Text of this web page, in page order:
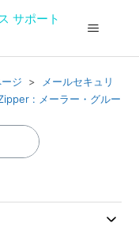
サポート
ジ
メールセキュリ
: メーラー・グルー